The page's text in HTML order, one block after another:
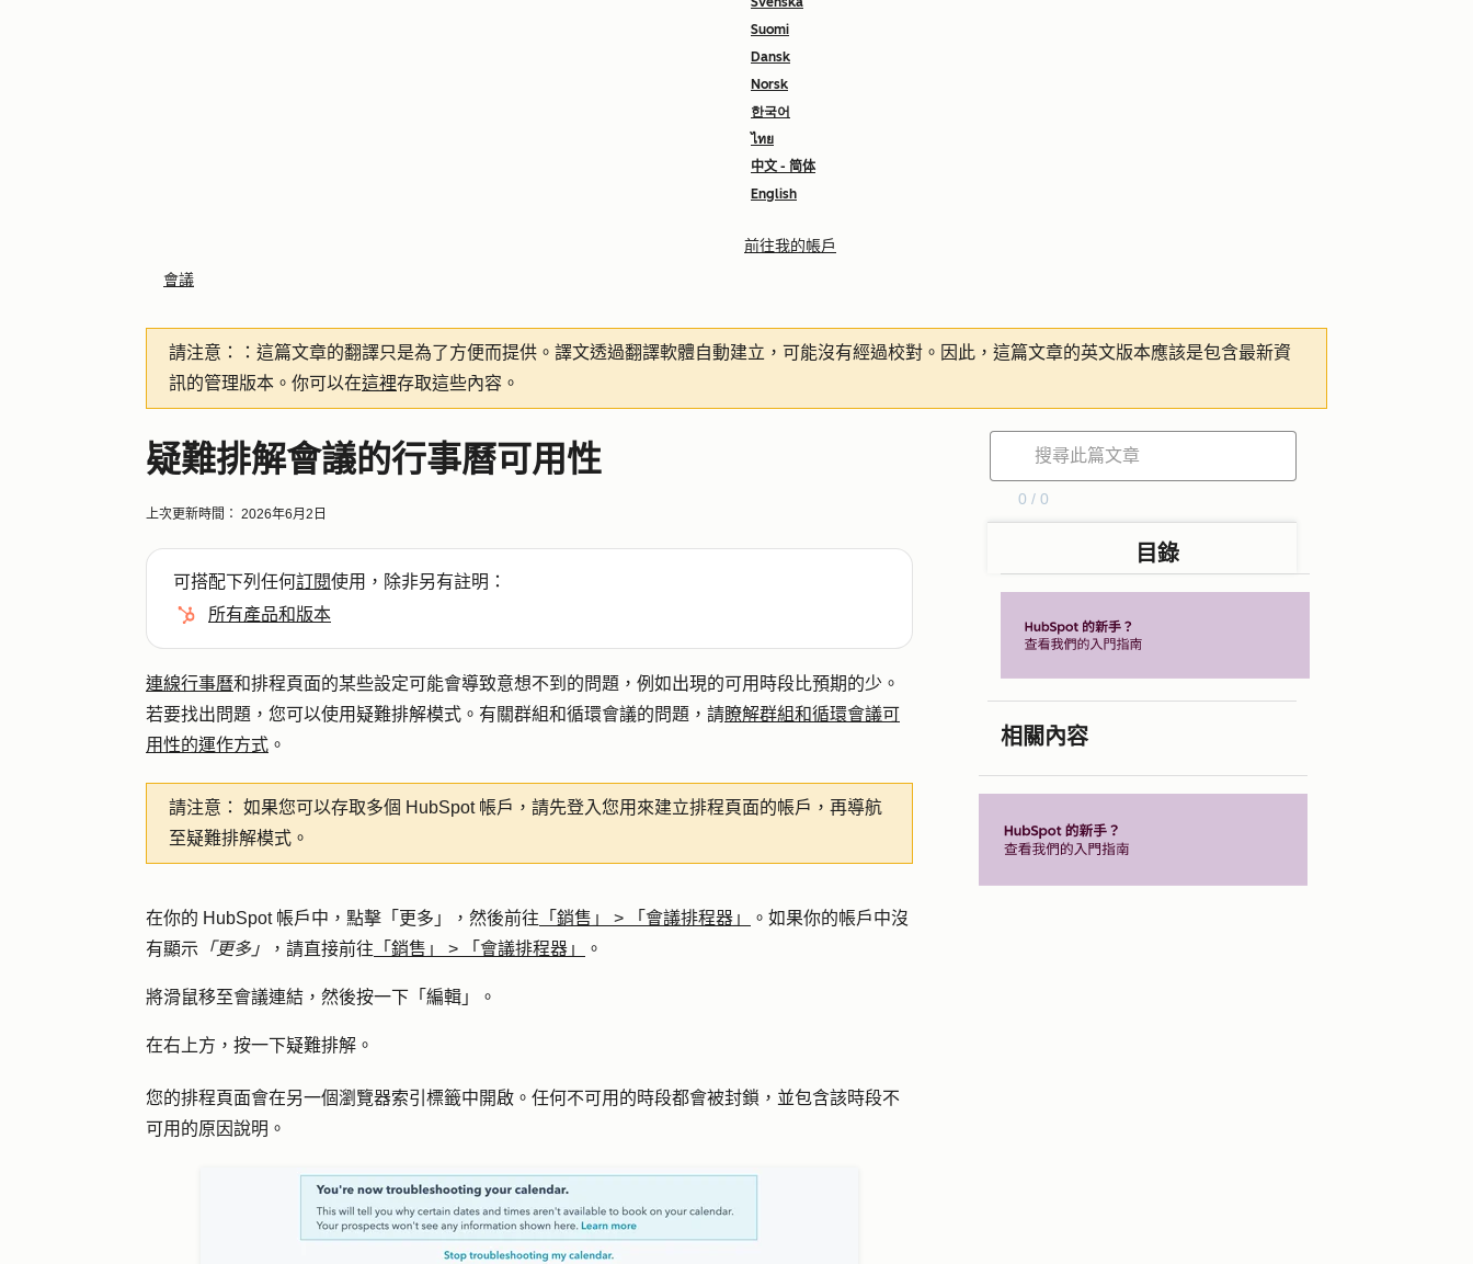
Suomi
Dansk
Norsk
한국어
ไทย
中文 - 简体
English
前往我的帳戶
會議
請注意：
：這篇文章的翻譯只是為了方便而提供。譯文透過翻譯軟體自動建立，可能沒有經過校對。因此，這篇文章的英文版本應該是包含最新資
訊的管理版本。你可以在這裡存取這些內容。
疑難排解會議的行事曆可用性
上次更新時間： 2026年6月2日
可搭配下列任何訂閱使用，除非另有註明：
所有產品和版本
連線行事曆和排程頁面的某些設定可能會導致意想不到的問題，例如出現的可用時段比預期的少。
若要找出問題，您可以使用疑難排解模式。有關群組和循環會議的問題，請瞭解群組和循環會議可
用性的運作方式 。
請注意： 如果您可以存取多個 HubSpot 帳戶，請先登入您用來建立排程頁面的帳戶，再導航
至疑難排解模式。
在你的 HubSpot 帳戶中，點擊 「更多」 ，然後前往 「銷售」 > 「會議排程器」
。如果你的帳戶中沒
有顯示 「更多」 ，請直接前往 「銷售」 > 「會議排程器」 。
將滑鼠移至會議連結，然後按一下「 編輯 」。
在右上方，按一下疑難排解 。
您的排程頁面會在另一個瀏覽器索引標籤中開啟。任何不可用的時段都會被封鎖，並包含該時段不
可用的原因說明。
0 / 0
目錄
相關內容